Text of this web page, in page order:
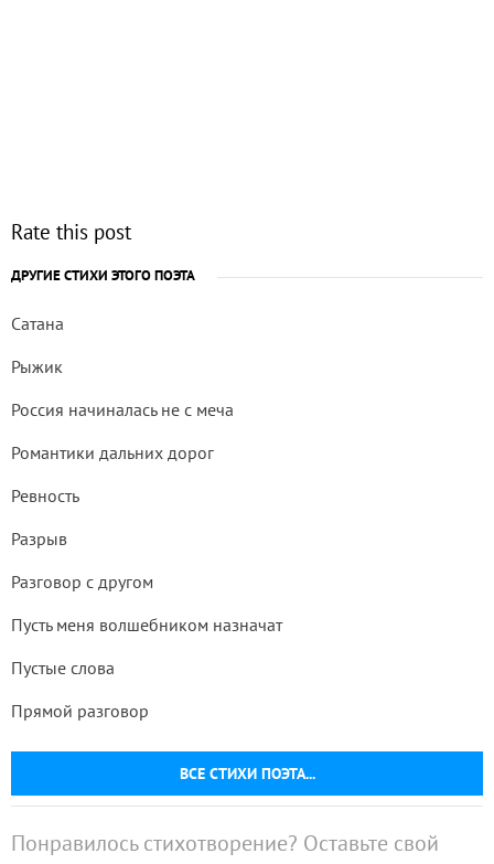
Rate this post
ДРУГИЕ СТИХИ ЭТОГО ПОЭТА
ВСЕ СТИХИ ПОЭТА...
Сатана
Рыжик
Россия начиналась не с меча
Романтики дальних дорог
Ревность
Разрыв
Разговор с другом
Пусть меня волшебником назначат
Пустые слова
Прямой разговор
Понравилось стихотворение? Оставьте свой